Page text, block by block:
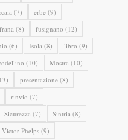
(7) erbe (9)
frana (8) fusignano (12)
(6) Isola (8) libro (9)
(10) Mostra (10)
presentazione (8)
rinvio (7)
Sicurezza (7) Sintria (8)
Victor Phelps (9)